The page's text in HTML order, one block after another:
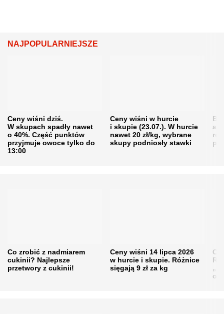
NAJPOPULARNIEJSZE
Ceny wiśni dziś.
W skupach spadły nawet
o 40%. Część punktów
przyjmuje owoce tylko do
13:00
Ceny wiśni w hurcie
i skupie (23.07.). W hurcie
nawet 20 zł/kg, wybrane
skupy podniosły stawki
Co zrobić z nadmiarem
cukinii? Najlepsze
przetwory z cukinii!
Ceny wiśni 14 lipca 2026
w hurcie i skupie. Różnice
sięgają 9 zł za kg